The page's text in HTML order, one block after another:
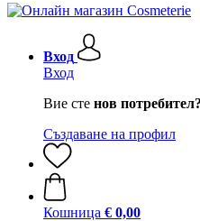
Вход
Вход
Вие сте нов потребител?
Създаване на профил
Кошница € 0,00